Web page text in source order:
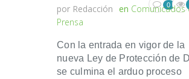
por Redacción en Comunicados
Prensa
0
Con la entrada en vigor de la
nueva Ley de Protección de
se culmina el arduo proceso